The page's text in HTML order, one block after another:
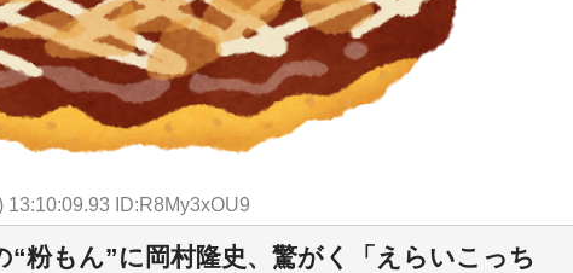
13:10:09.93 ID:R8My3xOU9
“粉もん”に岡村隆史、驚がく「えらいこっち